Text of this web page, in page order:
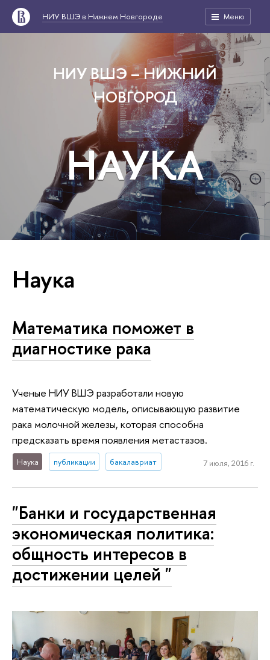
НИУ ВШЭ в Нижнем Новгороде Меню
НИУ ВШЭ – НИЖНИЙ
НОВГОРОД
НАУКА
Наука
Математика поможет в
диагностике рака
Ученые НИУ ВШЭ разработали новую
математическую модель, описывающую развитие
рака молочной железы, которая способна
предсказать время появления метастазов.
Наука публикации бакалавриат 7 июля, 2016 г.
"Банки и государственная
экономическая политика:
общность интересов в
достижении целей "